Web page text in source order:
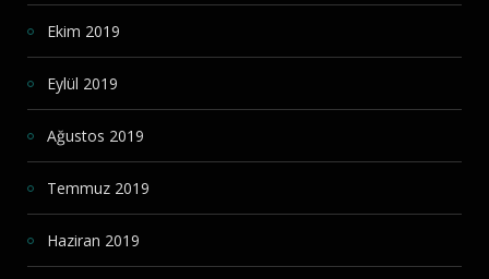
Ekim 2019
Eylül 2019
Ağustos 2019
Temmuz 2019
Haziran 2019